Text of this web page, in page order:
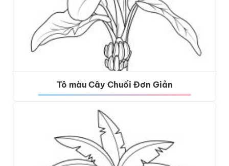
Tô màu Cây Chuối Đơn Giản